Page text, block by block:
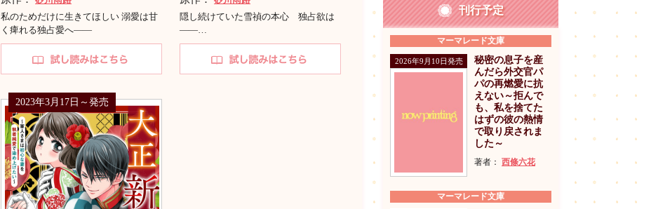
私のためだけに生きてほしい 溺愛は甘
く痺れる独占愛へ――
隠し続けていた雪禎の本心 独占欲は
――…
2023年3月17日～発売
刊行予定
マーマレード文庫
2026年9月10日発売
秘密の息子を産
んだら外交官パ
パの再燃愛に抗
えない～拒んで
も、私を捨てた
はずの彼の熱情
で取り戻されま
した～
著者： 西條六花
マーマレード文庫